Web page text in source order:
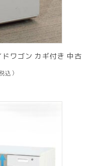
ワゴン カギ付き 中古
込）